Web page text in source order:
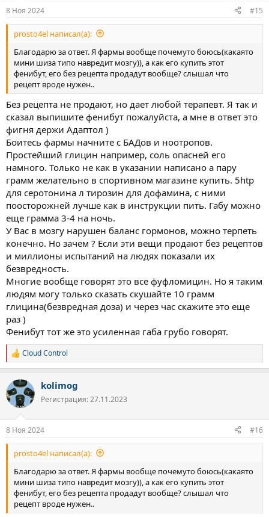
8 Ноя 2024 #15
prosto4el написал(а):
Благодарю за ответ. Я фармы вообще почемуто боюсь(какаято
мини шиза типо навредит мозгу)), а как его купить этот
фенибут, его без рецепта продадут вообще? слышал что
рецепт вроде нужен..
Без рецепта не продают, но дает любой терапевт. Я так и
сказал выпишите фенибут пожалуйста, а мне в ответ это
фигня держи Адаптол )
Боитесь фармы начните с БАДов и ноотропов.
Простейший глицин например, соль опасней его
намного. Только не как в указании написано а пару
грамм желательно в спортивном магазине купить. 5htp
для серотонина л тирозин для дофамина, с ними
поосторожней лучше как в инструкции пить. Габу можно
еще грамма 3-4 на ночь.
У Вас в мозгу нарушен баланс гормонов, можно терпеть
конечно. Но зачем ? Если эти вещи продают без рецептов
и миллионы испытаний на людях показали их
безвредность.
Многие вообще говорят это все фуфломицин. Но я таким
людям могу только сказать скушайте 10 грамм
глицина(безвредная доза) и через час скажите это еще
раз )
Фенибут тот же это усиленная габа грубо говорят.
Р
е
к
ц
и
Cloud Control
kolimog
Регистрация: 27.11.2023
8 Ноя 2024 #16
prosto4el написал(а):
Благодарю за ответ. Я фармы вообще почемуто боюсь(какаято
мини шиза типо навредит мозгу)), а как его купить этот
фенибут, его без рецепта продадут вообще? слышал что
рецепт вроде нужен..